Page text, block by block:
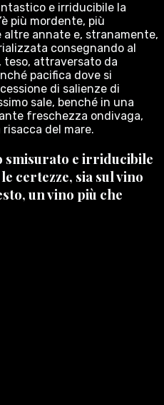
e irriducibile la
più mordente, più
annate e, stranamente,
consegnando al
teso, attraversato da
pacifica dove si
di salienze di
sale, benché in una
freschezza ondivaga,
del mare.
smisurato e irriducibile
certezze, sia sul vino
un vino più che